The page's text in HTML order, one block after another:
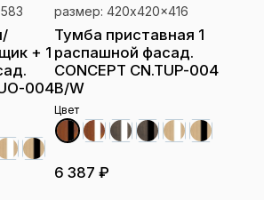
+ 1
004
размер: 420x420x416
Тумба приставная 1
распашной фасад.
CONCEPT CN.TUP-004
B/W
Цвет
6 387 ₽